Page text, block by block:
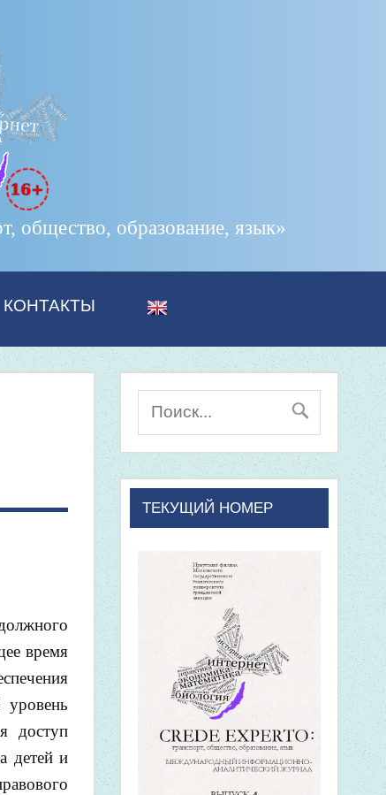
общество, образование, язык»
КОНТАКТЫ
время
доступ
детей и
ТЕКУЩИЙ НОМЕР